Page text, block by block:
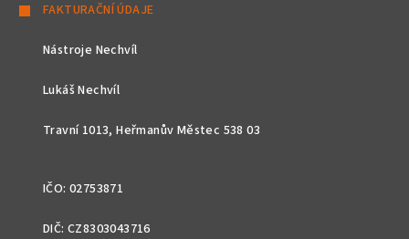
FAKTURAČNÍ ÚDAJE
Nástroje Nechvíl
Lukáš Nechvíl
Travní 1013, Heřmanův Městec 538 03
IČO: 02753871
DIČ: CZ8303043716